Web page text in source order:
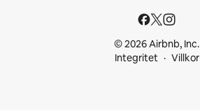
© 2026 Airbnb, Inc.
Integritet
Villkor